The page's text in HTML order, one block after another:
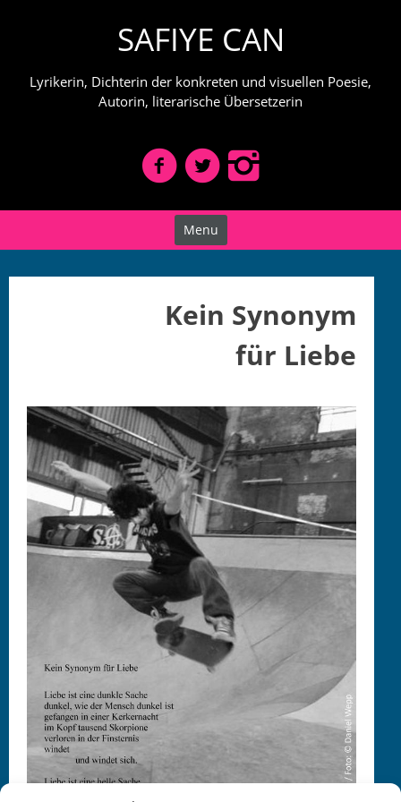
SAFIYE CAN
Lyrikerin, Dichterin der konkreten und visuellen Poesie,
Autorin, literarische Übersetzerin
Menu
Kein Synonym
für Liebe